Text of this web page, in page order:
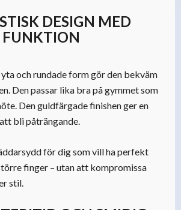
DESIGN MED
yta och rundade form gör den bekväm
Den passar lika bra på gymmet som
Den guldfärgade finishen ger en
bli påträngande.
för dig som vill ha perfekt
finger – utan att kompromissa
stil.